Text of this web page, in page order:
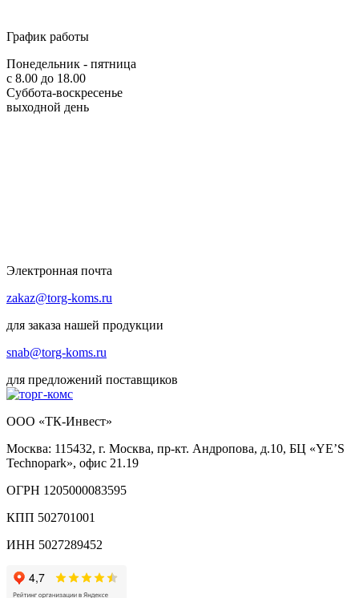
График работы
Понедельник - пятница
с 8.00 до 18.00
Суббота-воскресенье
выходной день
Электронная почта
zakaz@torg-koms.ru
для заказа нашей продукции
snab@torg-koms.ru
для предложений поставщиков
ООО «ТК-Инвест»
Москва: 115432, г. Москва, пр-кт. Андропова, д.10, БЦ «YE’S
Technopark», офис 21.19
ОГРН 1205000083595
КПП 502701001
ИНН 5027289452